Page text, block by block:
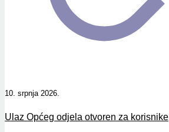
10. srpnja 2026.
Ulaz Općeg odjela otvoren za korisnike